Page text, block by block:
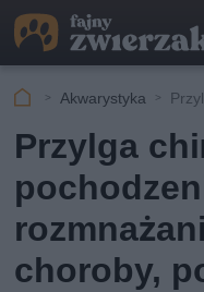
Akwarystyka
Przylga
choroby,